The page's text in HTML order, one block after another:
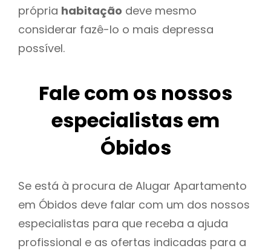
própria habitação deve mesmo
considerar fazê-lo o mais depressa
possível.
Fale com os nossos
especialistas em
Óbidos
Se está à procura de Alugar Apartamento
em Óbidos deve falar com um dos nossos
especialistas para que receba a ajuda
profissional e as ofertas indicadas para a